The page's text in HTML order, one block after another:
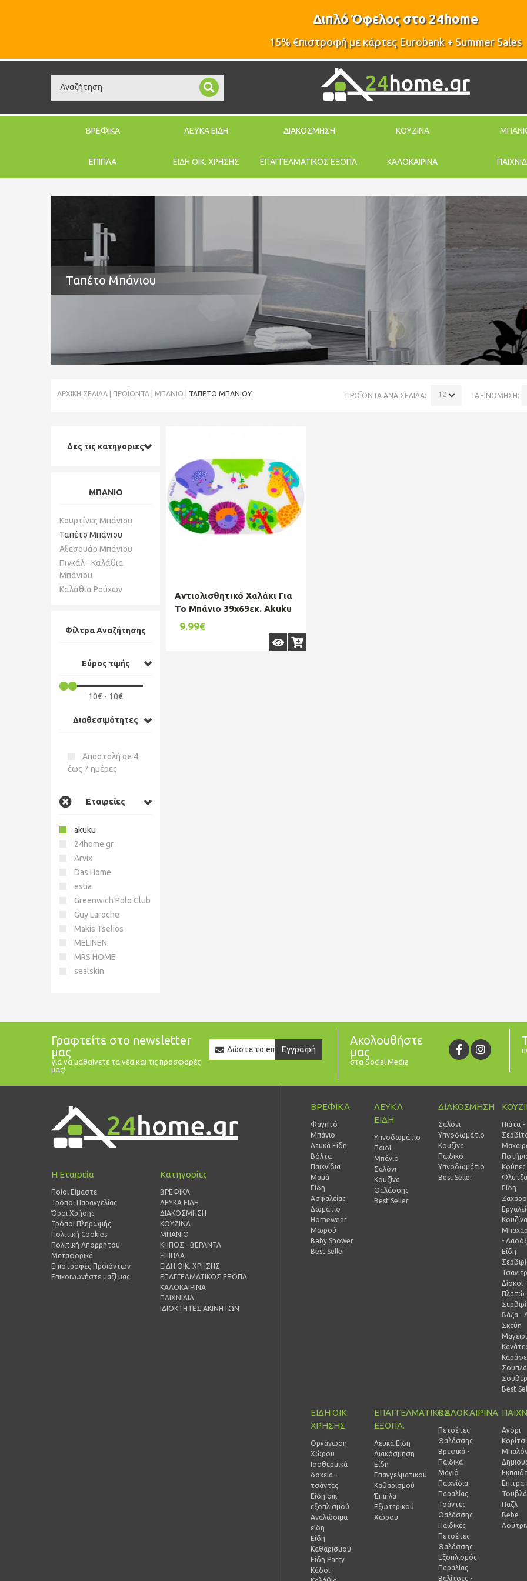
Διπλό Όφελος στο 24home
15% €πιστροφή με κάρτες Eurobank + Summer Sales
Search
ΒΡΕΦΙΚΑ ΛΕΥΚΑ ΕΙΔΗ ΔΙΑΚΟΣΜΗΣΗ ΚΟΥΖΙΝΑ
ΕΠΙΠΛΑ ΕΙΔΗ ΟΙΚ. ΧΡΗΣΗΣ ΕΠΑΓΓΕΛΜΑΤΙΚΟΣ ΕΞΟΠΛ. ΚΑΛΟΚΑΙΡΙΝΑ
Ταπέτο Μπάνιου
ΑΡΧΙΚΉ ΣΕΛΊΔΑ ΠΡΟΪΌΝΤΑ ΜΠΑΝΙΟ ΤΑΠΈΤΟ ΜΠΆΝΙΟΥ ΠΡΟΪΟΝΤΑ ΑΝΑ ΣΕΛΙΔΑ: 120 ΤΑΞΙΝΟΜΗΣΗ:
Δες τις κατηγοριες
ΜΠΑΝΙΟ
Κουρτίνες Μπάνιου
Ταπέτο Μπάνιου
Αξεσουάρ Μπάνιου
Πιγκάλ - Καλάθια
Μπάνιου
Καλάθια Ρούχων
Φίλτρα Αναζήτησης
Εύρος τιμής
10€ - 10€
Διαθεσιμότητες
Αποστολή σε 4
έως 7 ημέρες
Εταιρείες
akuku
24home.gr
Arvix
Das Home
estia
Greenwich Polo Club
Guy Laroche
Makis Tselios
MELINEN
MRS HOME
sealskin
Aντιολισθητικό Χαλάκι Για
Το Μπάνιο 39x69εκ. Akuku
A0655
9.99€
Γραφτείτε στο newsletter
μας
για να μαθαίνετε τα νέα και τις προσφορές
μας!
Newsletter
Email
Εγγραφή
Ακολουθήστε
μας
στα Social Media
Η Εταιρεία
Ποίοι Είμαστε
Τρόποι Παραγγελίας
Όροι Χρήσης
Τρόποι Πληρωμής
Πολιτική Cookies
Πολιτική Απορρήτου
Μεταφορικά
Επιστροφές Προϊόντων
Επικοινωνήστε μαζί μας
Κατηγορίες
ΒΡΕΦΙΚΑ
ΛΕΥΚΑ ΕΙΔΗ
ΔΙΑΚΟΣΜΗΣΗ
ΚΟΥΖΙΝΑ
ΜΠΑΝΙΟ
ΚΗΠΟΣ - ΒΕΡΑΝΤΑ
ΕΠΙΠΛΑ
ΕΙΔΗ ΟΙΚ. ΧΡΗΣΗΣ
ΕΠΑΓΓΕΛΜΑΤΙΚΟΣ ΕΞΟΠΛ.
ΚΑΛΟΚΑΙΡΙΝΑ
ΠΑΙΧΝΙΔΙΑ
ΙΔΙΟΚΤΗΤΕΣ ΑΚΙΝΗΤΩΝ
ΒΡΕΦΙΚΑ
Φαγητό
Μπάνιο
Λευκά Είδη
Βόλτα
Παιχνίδια
Μαμά
Είδη
Ασφαλείας
Δωμάτιο
Homewear
Μωρού
Baby Shower
Best Seller
ΛΕΥΚΑ
ΕΙΔΗ
Υπνοδωμάτιο
Παιδί
Mπάνιο
Σαλόνι
Κουζίνα
Θαλάσσης
Best Seller
ΔΙΑΚΟΣΜΗΣΗ
Σαλόνι
Υπνοδωμάτιο
Κουζίνα
Παιδικό
Υπνοδωμάτιο
Best Seller
Πιάτα -
Κούπες
Είδη
-
Είδη
Δίσκοι -
Πλατώ
Βάζα -
Σκεύη
Best
ΕΙΔΗ ΟΙΚ.
ΧΡΗΣΗΣ
Οργάνωση
Χώρου
Ισοθερμικά
δοχεία -
τσάντες
Είδη οικ.
εξοπλισμού
Αναλώσιμα
είδη
Είδη
Καθαρισμού
Είδη Party
Κάδοι -
ΕΠΑΓΓΕΛΜΑΤΙΚΟΣ
ΕΞΟΠΛ.
Λευκά Είδη
Διακόσμηση
Είδη
Επαγγελματικού
Καθαρισμού
Έπιπλα
Εξωτερικού
Χώρου
ΚΑΛΟΚΑΙΡΙΝΑ
Πετσέτες
Θαλάσσης
Βρεφικά -
Παιδικά
Μαγιό
Παιχνίδια
Παραλίας
Τσάντες
Θαλάσσης
Παιδικές
Πετσέτες
Θαλάσσης
Εξοπλισμός
Παραλίας
Βαλίτσες -
Αγόρι
Κορίτσι
Παζλ
Bebe